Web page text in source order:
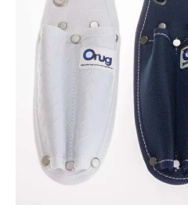
最近閲覧した商品
OA-25 ドライバー差